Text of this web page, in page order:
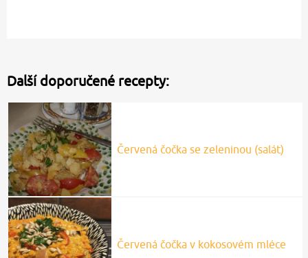
Další doporučené recepty:
Červená čočka se zeleninou (salát)
Červená čočka v kokosovém mléce